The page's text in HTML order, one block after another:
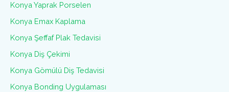
Konya Yaprak Porselen
Konya Emax Kaplama
Konya Şeffaf Plak Tedavisi
Konya Diş Çekimi
Konya Gömülü Diş Tedavisi
Konya Bonding Uygulaması